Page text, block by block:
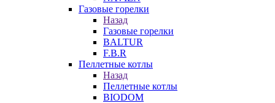
Газовые горелки
Назад
Газовые горелки
BALTUR
F.B.R
Пеллетные котлы
Назад
Пеллетные котлы
BIODOM